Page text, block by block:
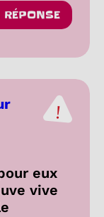
RÉPONSE
eux
vive